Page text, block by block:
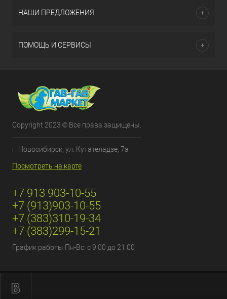
НАШИ ПРЕДЛОЖЕНИЯ
ПОМОЩЬ И СЕРВИСЫ
Copyright 2023 © Все права защищены.
г. Новосибирск, ул. Кутателадзе, 7а
Посмотреть на карте
+7 913 903-10-55
+7 (913)903-10-55
+7 (383)310-19-34
+7 (383)299-15-21
График работы Пн-Вс: с 9:00 до 21:00